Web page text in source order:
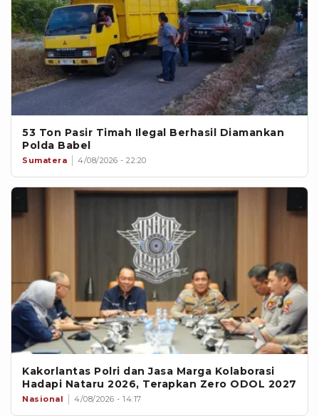
53 Ton Pasir Timah Ilegal Berhasil Diamankan
Polda Babel
Sumatera 4/08/2026 - 22:20
Kakorlantas Polri dan Jasa Marga Kolaborasi
Hadapi Nataru 2026, Terapkan Zero ODOL 2027
Nasional 4/08/2026 - 14:17